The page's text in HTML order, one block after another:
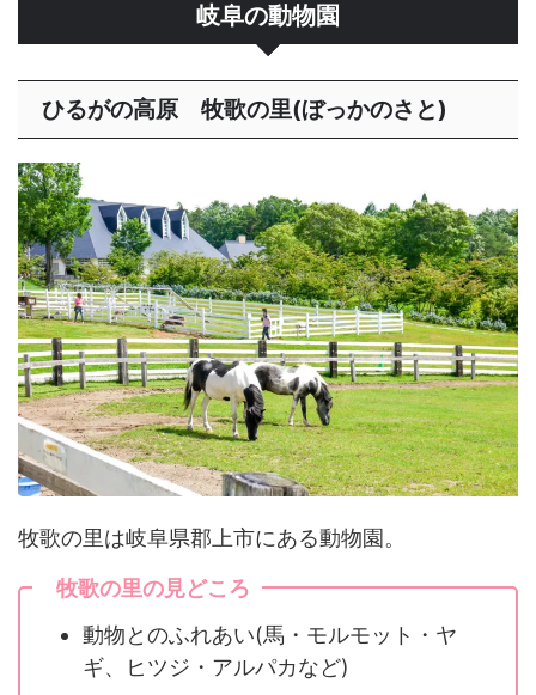
岐阜の動物園
ひるがの高原 牧歌の里(ぼっかのさと)
牧歌の里は岐阜県郡上市にある動物園。
牧歌の里の見どころ
動物とのふれあい(馬・モルモット・ヤ
ギ、ヒツジ・アルパカなど)